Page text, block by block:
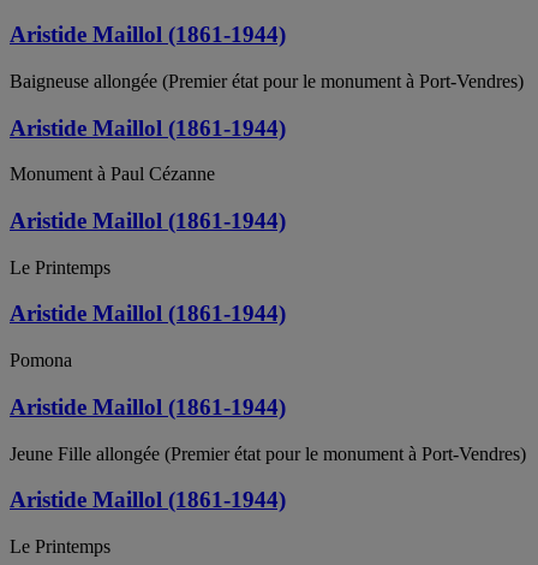
Aristide Maillol (1861-1944)
Baigneuse allongée (Premier état pour le monument à Port-Vendres)
Aristide Maillol (1861-1944)
Monument à Paul Cézanne
Aristide Maillol (1861-1944)
Le Printemps
Aristide Maillol (1861-1944)
Pomona
Aristide Maillol (1861-1944)
Jeune Fille allongée (Premier état pour le monument à Port-Vendres)
Aristide Maillol (1861-1944)
Le Printemps